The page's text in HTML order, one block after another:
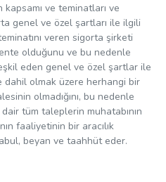
kapsamı ve teminatları ve
genel ve özel şartları ile ilgili
veren sigorta şirketi
olduğunu ve bu nedenle
eden genel ve özel şartlar ile
olmak üzere herhangi bir
olmadığını, bu nedenle
tüm taleplerin muhatabının
faaliyetinin bir aracılık
beyan ve taahhüt eder.